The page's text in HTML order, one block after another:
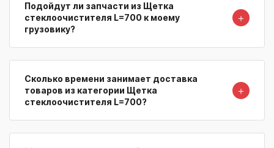
Подойдут ли запчасти из Щетка
стеклоочистителя L=700 к моему
грузовику?
＋
Сколько времени занимает доставка
товаров из категории Щетка
стеклоочистителя L=700?
＋